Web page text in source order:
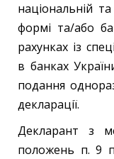
національній
формі та/або
рахунках із
в банках
подання
декларації.
Декларант з
положень п. 9